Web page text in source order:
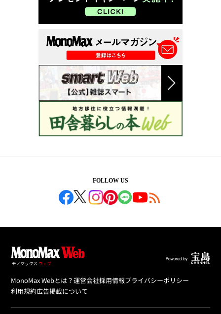
FOLLOW US
MonoMax Webとは？運営会社採用情報プライバシーポリシー
利用規約広告掲載について